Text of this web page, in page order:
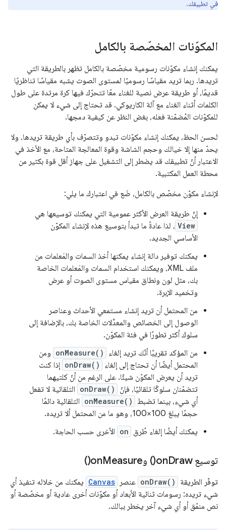
في تطبيقك.
المكوّنات المخصّصة بالكامل
يمكنك إنشاء مكوّنات رسومية مخصّصة بالكامل تظهر بالطريقة التي
تريدها. ربما تريد مقياسًا رسوميًا لمستوى الصوت يشبه مقياسًا تناظريًا
قديمًا، أو طريقة عرض نصية للغناء معًا تتحرّك فيها كرة مرتدة على طول
الكلمات أثناء الغناء مع آلة الكاريوكي. قد تحتاج إلى شيء لا يمكن
للمكوّنات المُضمّنة فعله، بغض النظر عن كيفية دمجها.
لحسن الحظ، يمكنك إنشاء مكوّنات تبدو وتتصرّف بأي طريقة تريدها، ولا
يحدّ منها إلا خيالك وحجم الشاشة وقوة المعالجة المتاحة، مع الأخذ في
الاعتبار أنّ تطبيقك قد يضطر إلى التشغيل على جهاز أقل قوة بكثير من
محطة العمل المكتبية.
لإنشاء مكوّن مخصّص بالكامل، ضَع في اعتبارك ما يلي:
إنّ طريقة العرض الأكثر عمومية التي يمكنك توسيعها هي
View ، لذا عادةً ما تبدأ بتوسيع هذه لإنشاء المكوّن
الأساسي الجديد.
يمكنك توفير دالة إنشاء يمكنها أخذ السمات والمَعلمات من
ملف XML، ويمكنك استخدام السمات والمَعلمات الخاصة
بك، مثل لون ونطاق مقياس مستوى الصوت أو عرض
وتخميد الإبرة.
من المحتمل أن تريد إنشاء مستمعي الأحداث وعناصر
الوصول إلى الخصائص والمعدِّلات الخاصة بك، بالإضافة إلى
سلوك أكثر تطورًا في فئة المكوّن.
من المؤكد تقريبًا أنّك تريد إلغاء
onMeasure() ومن
المحتمل أيضًا أن تحتاج إلى إلغاء
onDraw() إذا كنت
تريد أن يعرض المكوّن شيئًا. على الرغم من أنّ كلتيهما
تتضمّنان سلوكًا تلقائيًا، فإنّ
onDraw() التلقائية لا تفعل
أي شيء، بينما تضبط onMeasure() التلقائية دائمًا
حجمًا يبلغ 100×100، وهو ما من المحتمل ألا تريده.
يمكنك أيضًا إلغاء طُرق on الأخرى حسب الحاجة.
توسيع onDraw( ) و onMeasure(
)
توفّر الطريقة onDraw() عنصر Canvas يمكنك من خلاله تنفيذ أي
شيء تريده: رسومات ثنائية الأبعاد أو مكوّنات أخرى عادية أو مخصّصة أو
نص منمّق أو أي شيء آخر يخطر ببالك.